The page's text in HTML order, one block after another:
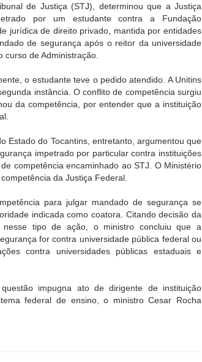
de Justiça (STJ), determinou que a Justiça
por um estudante contra a Fundação
jurídica de direito privado, mantida por entidades
de segurança após o reitor da universidade
de Administração.
o estudante teve o pedido atendido. A Unitins
instância. O conflito de competência surgiu
da competência, por entender que a instituição
Estado do Tocantins, entretanto, argumentou que
impetrado por particular contra instituições
competência encaminhado ao STJ. O Ministério
da Justiça Federal.
para julgar mandado de segurança se
indicada como coatora. Citando decisão da
tipo de ação, o ministro concluiu que a
for contra universidade pública federal ou
contra universidades públicas estaduais e
impugna ato de dirigente de instituição
federal de ensino, o ministro Cesar Rocha